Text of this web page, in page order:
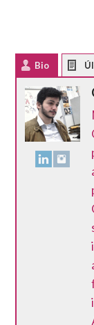
Bio